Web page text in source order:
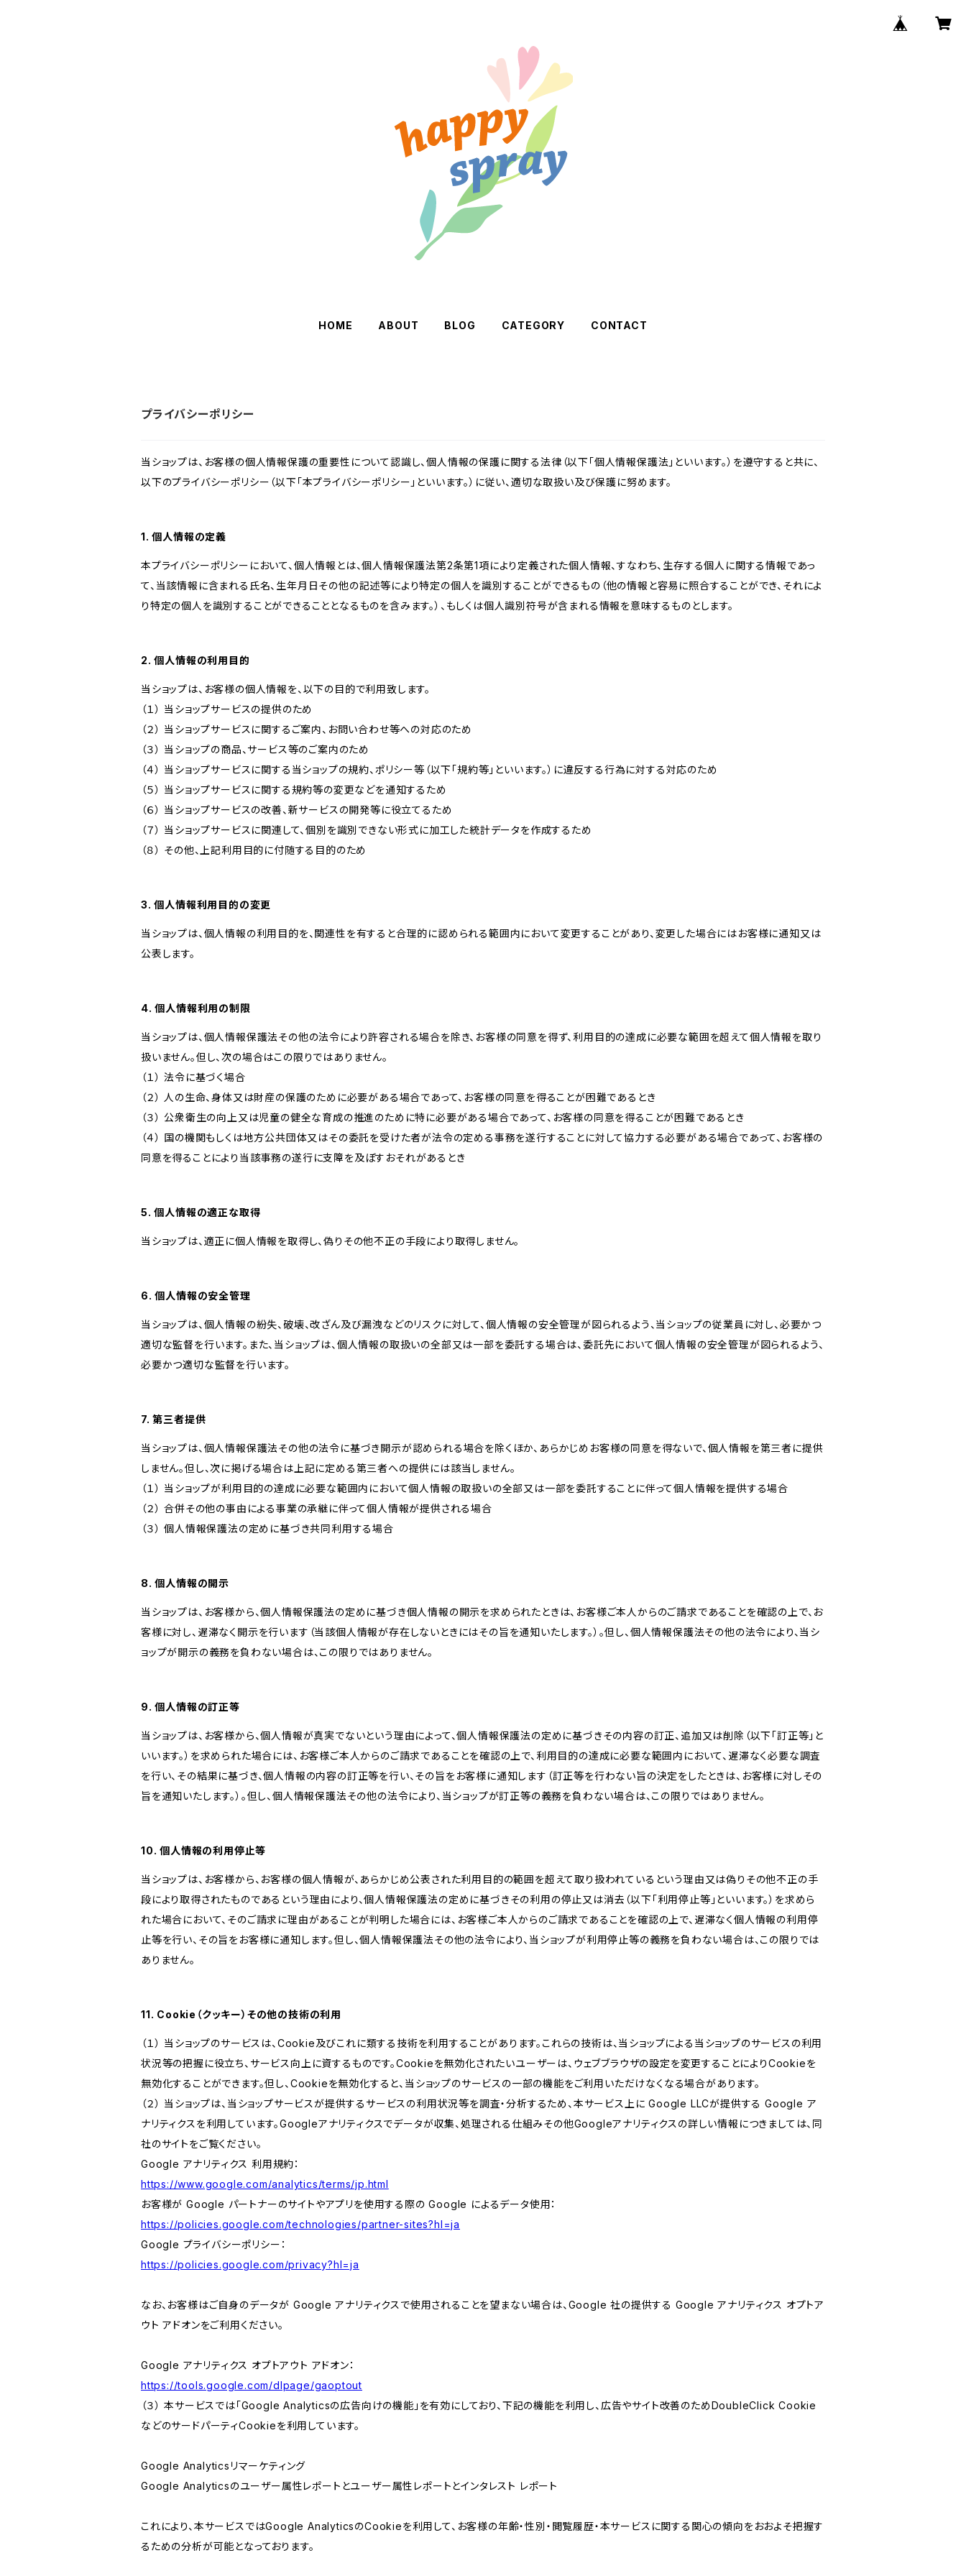
HOME ABOUT BLOG CATEGORY CONTACT
プライバシーポリシー
当ショップは、お客様の個人情報保護の重要性について認識し、個人情報の保護に関する法律（以下「個人情報保護法」といいます。）を遵守すると共に、
以下のプライバシーポリシー（以下「本プライバシーポリシー」といいます。）に従い、適切な取扱い及び保護に努めます。
1. 個人情報の定義
本プライバシーポリシーにおいて、個人情報とは、個人情報保護法第2条第1項により定義された個人情報、すなわち、生存する個人に関する情報であっ
て、当該情報に含まれる氏名、生年月日その他の記述等により特定の個人を識別することができるもの（他の情報と容易に照合することができ、それによ
り特定の個人を識別することができることとなるものを含みます。）、もしくは個人識別符号が含まれる情報を意味するものとします。
2. 個人情報の利用目的
当ショップは、お客様の個人情報を、以下の目的で利用致します。
（１） 当ショップサービスの提供のため
（２） 当ショップサービスに関するご案内、お問い合わせ等への対応のため
（３） 当ショップの商品、サービス等のご案内のため
（４） 当ショップサービスに関する当ショップの規約、ポリシー等（以下「規約等」といいます。）に違反する行為に対する対応のため
（５） 当ショップサービスに関する規約等の変更などを通知するため
（６） 当ショップサービスの改善、新サービスの開発等に役立てるため
（７） 当ショップサービスに関連して、個別を識別できない形式に加工した統計データを作成するため
（８） その他、上記利用目的に付随する目的のため
3. 個人情報利用目的の変更
当ショップは、個人情報の利用目的を、関連性を有すると合理的に認められる範囲内において変更することがあり、変更した場合にはお客様に通知又は
公表します。
4. 個人情報利用の制限
当ショップは、個人情報保護法その他の法令により許容される場合を除き、お客様の同意を得ず、利用目的の達成に必要な範囲を超えて個人情報を取り
扱いません。但し、次の場合はこの限りではありません。
（１） 法令に基づく場合
（２） 人の生命、身体又は財産の保護のために必要がある場合であって、お客様の同意を得ることが困難であるとき
（３） 公衆衛生の向上又は児童の健全な育成の推進のために特に必要がある場合であって、お客様の同意を得ることが困難であるとき
（４） 国の機関もしくは地方公共団体又はその委託を受けた者が法令の定める事務を遂行することに対して協力する必要がある場合であって、お客様の
同意を得ることにより当該事務の遂行に支障を及ぼすおそれがあるとき
5. 個人情報の適正な取得
当ショップは、適正に個人情報を取得し、偽りその他不正の手段により取得しません。
6. 個人情報の安全管理
当ショップは、個人情報の紛失、破壊、改ざん及び漏洩などのリスクに対して、個人情報の安全管理が図られるよう、当ショップの従業員に対し、必要かつ
適切な監督を行います。また、当ショップは、個人情報の取扱いの全部又は一部を委託する場合は、委託先において個人情報の安全管理が図られるよう、
必要かつ適切な監督を行います。
7. 第三者提供
当ショップは、個人情報保護法その他の法令に基づき開示が認められる場合を除くほか、あらかじめお客様の同意を得ないで、個人情報を第三者に提供
しません。但し、次に掲げる場合は上記に定める第三者への提供には該当しません。
（１） 当ショップが利用目的の達成に必要な範囲内において個人情報の取扱いの全部又は一部を委託することに伴って個人情報を提供する場合
（２） 合併その他の事由による事業の承継に伴って個人情報が提供される場合
（３） 個人情報保護法の定めに基づき共同利用する場合
8. 個人情報の開示
当ショップは、お客様から、個人情報保護法の定めに基づき個人情報の開示を求められたときは、お客様ご本人からのご請求であることを確認の上で、お
客様に対し、遅滞なく開示を行います（当該個人情報が存在しないときにはその旨を通知いたします。）。但し、個人情報保護法その他の法令により、当シ
ョップが開示の義務を負わない場合は、この限りではありません。
9. 個人情報の訂正等
当ショップは、お客様から、個人情報が真実でないという理由によって、個人情報保護法の定めに基づきその内容の訂正、追加又は削除（以下「訂正等」と
いいます。）を求められた場合には、お客様ご本人からのご請求であることを確認の上で、利用目的の達成に必要な範囲内において、遅滞なく必要な調査
を行い、その結果に基づき、個人情報の内容の訂正等を行い、その旨をお客様に通知します（訂正等を行わない旨の決定をしたときは、お客様に対しその
旨を通知いたします。）。但し、個人情報保護法その他の法令により、当ショップが訂正等の義務を負わない場合は、この限りではありません。
10. 個人情報の利用停止等
当ショップは、お客様から、お客様の個人情報が、あらかじめ公表された利用目的の範囲を超えて取り扱われているという理由又は偽りその他不正の手
段により取得されたものであるという理由により、個人情報保護法の定めに基づきその利用の停止又は消去（以下「利用停止等」といいます。）を求めら
れた場合において、そのご請求に理由があることが判明した場合には、お客様ご本人からのご請求であることを確認の上で、遅滞なく個人情報の利用停
止等を行い、その旨をお客様に通知します。但し、個人情報保護法その他の法令により、当ショップが利用停止等の義務を負わない場合は、この限りでは
ありません。
11. Cookie（クッキー）その他の技術の利用
（１） 当ショップのサービスは、Cookie及びこれに類する技術を利用することがあります。これらの技術は、当ショップによる当ショップのサービスの利用
状況等の把握に役立ち、サービス向上に資するものです。Cookieを無効化されたいユーザーは、ウェブブラウザの設定を変更することによりCookieを
無効化することができます。但し、Cookieを無効化すると、当ショップのサービスの一部の機能をご利用いただけなくなる場合があります。
（２） 当ショップは、当ショップサービスが提供するサービスの利用状況等を調査・分析するため、本サービス上に Google LLCが提供する Google ア
ナリティクスを利用しています。Googleアナリティクスでデータが収集、処理される仕組みその他Googleアナリティクスの詳しい情報につきましては、同
社のサイトをご覧ください。
Google アナリティクス 利用規約：
https://www.google.com/analytics/terms/jp.html
お客様が Google パートナーのサイトやアプリを使用する際の Google によるデータ使用：
https://policies.google.com/technologies/partner-sites?hl=ja
Google プライバシーポリシー：
https://policies.google.com/privacy?hl=ja
なお、お客様はご自身のデータが Google アナリティクスで使用されることを望まない場合は、Google 社の提供する Google アナリティクス オプトア
ウト アドオンをご利用ください。
Google アナリティクス オプトアウト アドオン：
https://tools.google.com/dlpage/gaoptout
（３） 本サービスでは「Google Analyticsの広告向けの機能」を有効にしており、下記の機能を利用し、広告やサイト改善のためDoubleClick Cookie
などのサードパーティCookieを利用しています。
Google Analyticsリマーケティング
Google Analyticsのユーザー属性レポートとユーザー属性レポートとインタレスト レポート
これにより、本サービスではGoogle AnalyticsのCookieを利用して、お客様の年齢・性別・閲覧履歴・本サービスに関する関心の傾向をおおよそ把握す
るための分析が可能となっております。